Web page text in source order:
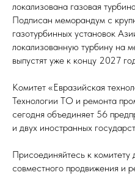
локализована газовая
Подписан меморандум с
газотурбинных установок
локализованную турбину на
выпустят уже к концу 2027
Комитет «Евразийская
Технологии ТО и ремонта
сегодня объединяет 56
и двух иностранных
Присоединяйтесь к комитету
совместного продвижения и